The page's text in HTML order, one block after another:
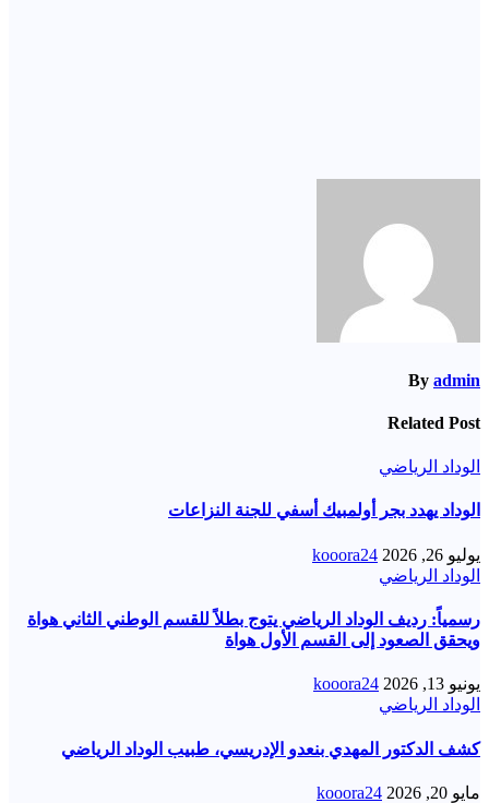
By admin
Related Post
الوداد الرياضي
الوداد يهدد بجر أولمبيك أسفي للجنة النزاعات
يوليو 26, 2026
kooora24
الوداد الرياضي
رسمياً: رديف الوداد الرياضي يتوج بطلاً للقسم الوطني الثاني هواة
ويحقق الصعود إلى القسم الأول هواة
يونيو 13, 2026
kooora24
الوداد الرياضي
كشف الدكتور المهدي بنعدو الإدريسي، طبيب الوداد الرياضي
مايو 20, 2026 kooora24